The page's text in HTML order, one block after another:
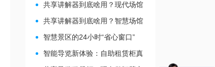
共享讲解器到底啥用？现代场馆
的“静音救星”来了！
共享讲解器到底啥用？智慧场馆
的“静音导游”了解下！
智慧景区的24小时“省心窗口”
智能导览新体验：自助租赁柜真
能重塑景区服务？